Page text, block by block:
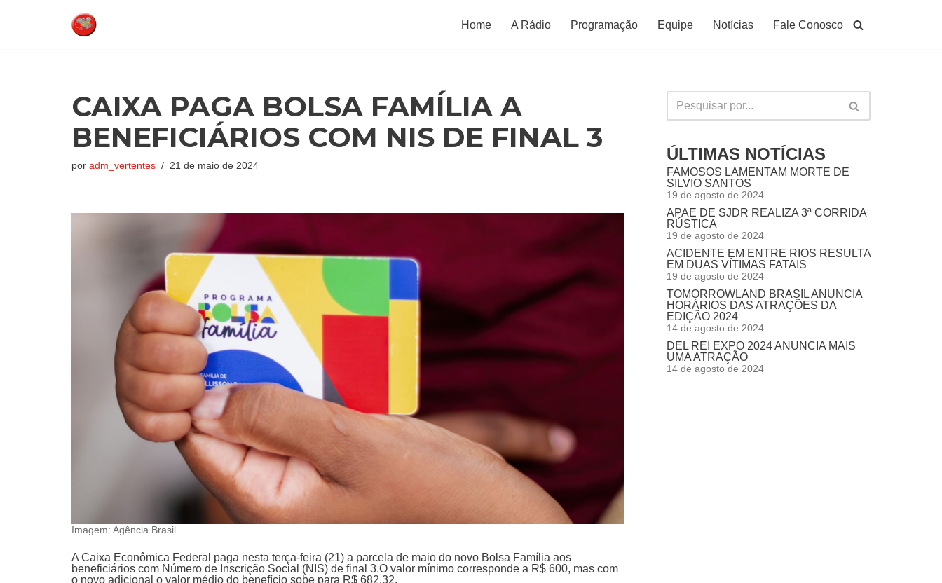
Home A Rádio Programação Equipe Notícias Fale Conosco
CAIXA PAGA BOLSA FAMÍLIA A
BENEFICIÁRIOS COM NIS DE FINAL 3
por adm_vertentes 21 de maio de 2024
Imagem: Agência Brasil
A Caixa Econômica Federal paga nesta terça-feira (21) a parcela de maio do novo Bolsa Família aos
beneficiários com Número de Inscrição Social (NIS) de final 3.O valor mínimo corresponde a R$ 600, mas com
o novo adicional o valor médio do benefício sobe para R$ 682,32.
ÚLTIMAS NOTÍCIAS
FAMOSOS LAMENTAM MORTE DE
SILVIO SANTOS
19 de agosto de 2024
APAE DE SJDR REALIZA 3ª CORRIDA
RÚSTICA
19 de agosto de 2024
ACIDENTE EM ENTRE RIOS RESULTA
EM DUAS VÍTIMAS FATAIS
19 de agosto de 2024
TOMORROWLAND BRASIL ANUNCIA
HORÁRIOS DAS ATRAÇÕES DA
EDIÇÃO 2024
14 de agosto de 2024
DEL REI EXPO 2024 ANUNCIA MAIS
UMA ATRAÇÃO
14 de agosto de 2024